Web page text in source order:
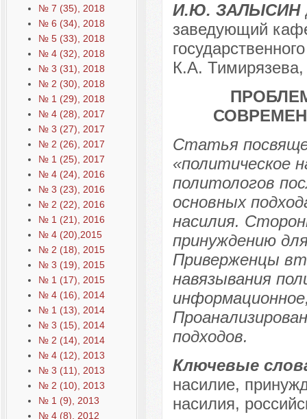
№ 7 (35), 2018
№ 6 (34), 2018
№ 5 (33), 2018
№ 4 (32), 2018
№ 3 (31), 2018
№ 2 (30), 2018
№ 1 (29), 2018
№ 4 (28), 2017
№ 3 (27), 2017
№ 2 (26), 2017
№ 1 (25), 2017
№ 4 (24), 2016
№ 3 (23), 2016
№ 2 (22), 2016
№ 1 (21), 2016
№ 4 (20),2015
№ 2 (18), 2015
№ 3 (19), 2015
№ 1 (17), 2015
№ 4 (16), 2014
№ 1 (13), 2014
№ 3 (15), 2014
№ 2 (14), 2014
№ 4 (12), 2013
№ 3 (11), 2013
№ 2 (10), 2013
№ 1 (9), 2013
№ 4 (8), 2012
И.Ю. ЗАЛЫСИН
заведующий
К.А. Тимирязева,
Статья
«политическое
политологов
основных
насилия.
принуждению
Приверженцы
навязывания
подходов.
Ключевые
насилие,
насилия,